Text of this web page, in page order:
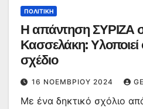
ΠΟΛΙΤΙΚΉ
Η απάντηση ΣΥΡΙΖΑ
Κασσελάκη:
σχέδιο
16 ΝΟΕΜΒΡΊΟΥ 2024
Με ένα δηκτικό σχόλιο